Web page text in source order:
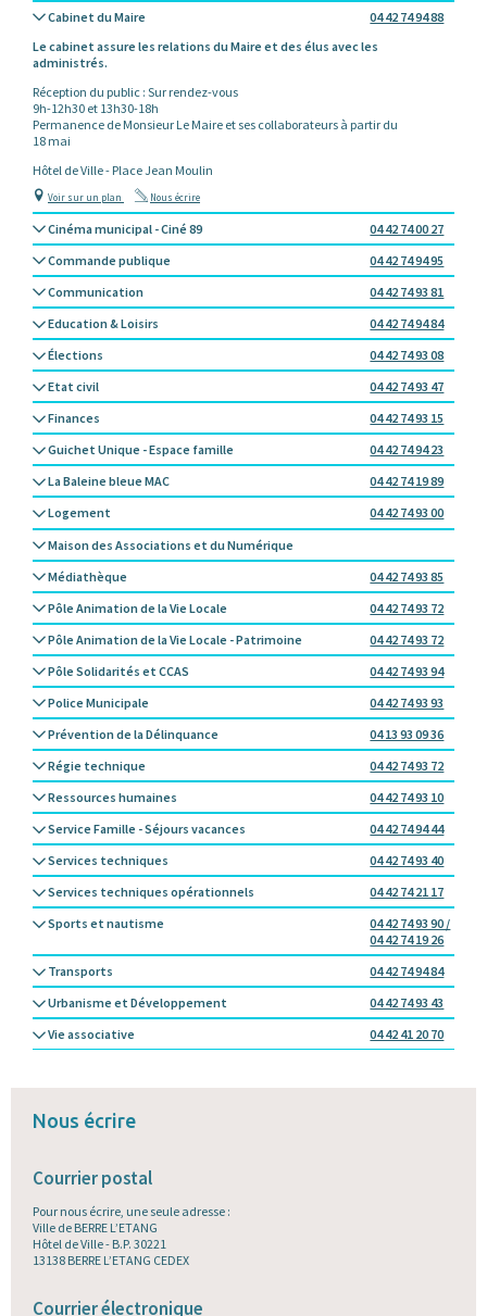
Cabinet du Maire
04 42 74 94 88
Le cabinet assure les relations du Maire et des élus avec les
administrés.
Réception du public : Sur rendez-vous
9h-12h30 et 13h30-18h
Permanence de Monsieur Le Maire et ses collaborateurs à partir du
18 mai
Hôtel de Ville - Place Jean Moulin
Voir sur un plan Nous écrire
Cinéma municipal - Ciné 89
04 42 74 00 27
Commande publique
04 42 74 94 95
Communication
04 42 74 93 81
Education & Loisirs
04 42 74 94 84
Élections
04 42 74 93 08
Etat civil
04 42 74 93 47
Finances
04 42 74 93 15
Guichet Unique - Espace famille
04 42 74 94 23
La Baleine bleue MAC
04 42 74 19 89
Logement
04 42 74 93 00
Maison des Associations et du Numérique
Médiathèque
04 42 74 93 85
Pôle Animation de la Vie Locale
04 42 74 93 72
Pôle Animation de la Vie Locale - Patrimoine
04 42 74 93 72
Pôle Solidarités et CCAS
04 42 74 93 94
Police Municipale
04 42 74 93 93
Prévention de la Délinquance
04 13 93 09 36
Régie technique
04 42 74 93 72
Ressources humaines
04 42 74 93 10
Service Famille - Séjours vacances
04 42 74 94 44
Services techniques
04 42 74 93 40
Services techniques opérationnels
04 42 74 21 17
Sports et nautisme
04 42 74 93 90 /
04 42 74 19 26
Transports
04 42 74 94 84
Urbanisme et Développement
04 42 74 93 43
Vie associative
04 42 41 20 70
Nous écrire
Courrier postal
Pour nous écrire, une seule adresse :
Ville de BERRE L’ETANG
Hôtel de Ville - B.P. 30221
13138 BERRE L’ETANG CEDEX
Courrier électronique